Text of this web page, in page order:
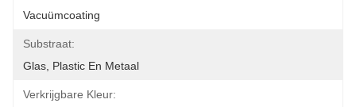
Vacuümcoating
Substraat:
Glas, Plastic En Metaal
Verkrijgbare Kleur: